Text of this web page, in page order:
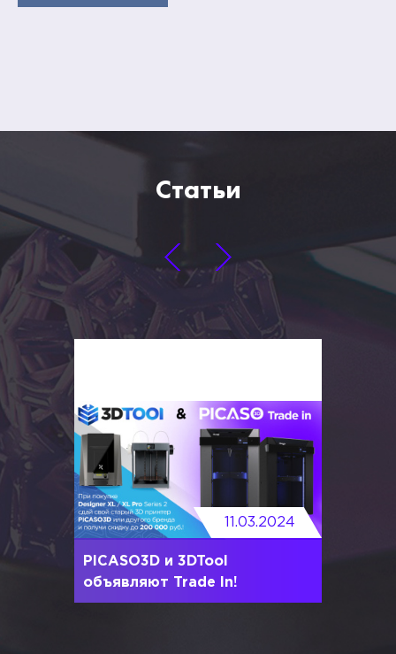
Статьи
11.03.2024
PICASO3D и 3DTool
объявляют Trade In!